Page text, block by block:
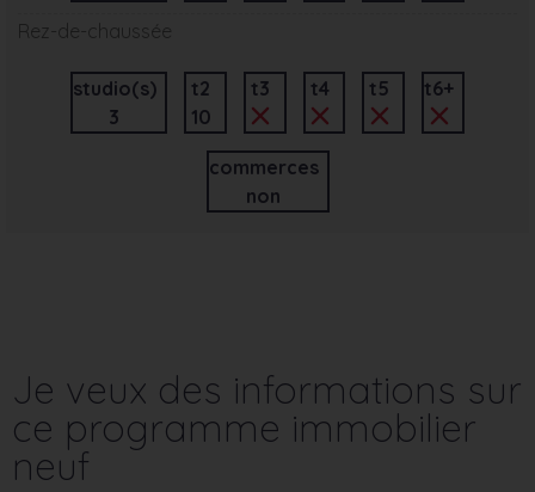
Rez-de-chaussée
studio(s)
3
t2
10
t3 t4 t5 t6+
commerces
non
Je veux des informations sur
ce programme immobilier
neuf